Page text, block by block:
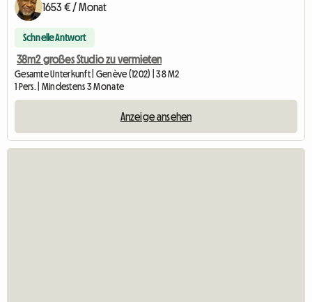
1653 € / Monat
Schnelle Antwort
38m2 großes Studio zu vermieten
Gesamte Unterkunft | Genève (1202) | 38 M2
1 Pers. | Mindestens 3 Monate
Anzeige ansehen